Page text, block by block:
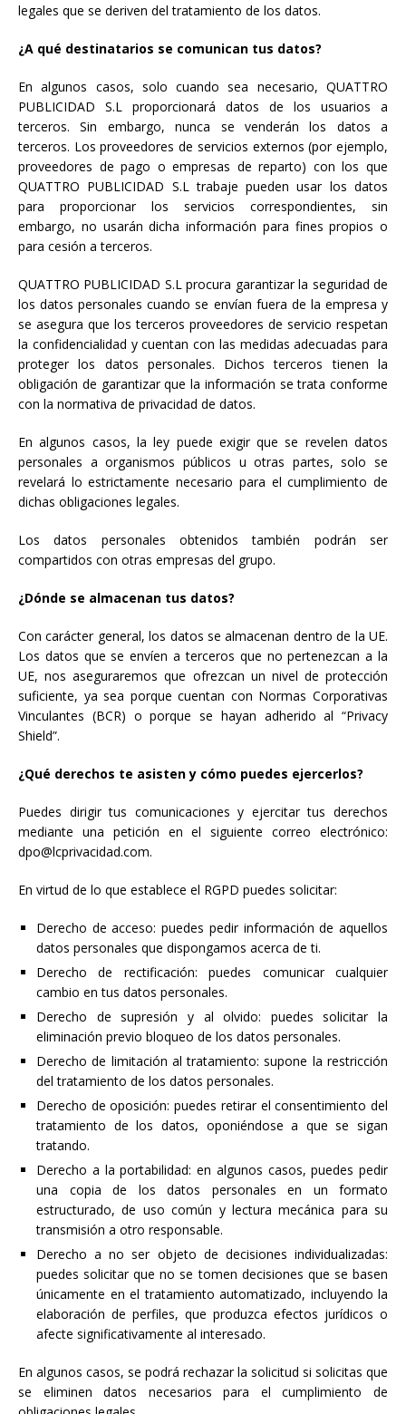
legales que se deriven del tratamiento de los datos.
¿A qué destinatarios se comunican tus datos?
En algunos casos, solo cuando sea necesario, QUATTRO
PUBLICIDAD S.L proporcionará datos de los usuarios a
terceros. Sin embargo, nunca se venderán los datos a
terceros. Los proveedores de servicios externos (por ejemplo,
proveedores de pago o empresas de reparto) con los que
QUATTRO PUBLICIDAD S.L trabaje pueden usar los datos
para proporcionar los servicios correspondientes, sin
embargo, no usarán dicha información para fines propios o
para cesión a terceros.
QUATTRO PUBLICIDAD S.L procura garantizar la seguridad de
los datos personales cuando se envían fuera de la empresa y
se asegura que los terceros proveedores de servicio respetan
la confidencialidad y cuentan con las medidas adecuadas para
proteger los datos personales. Dichos terceros tienen la
obligación de garantizar que la información se trata conforme
con la normativa de privacidad de datos.
En algunos casos, la ley puede exigir que se revelen datos
personales a organismos públicos u otras partes, solo se
revelará lo estrictamente necesario para el cumplimiento de
dichas obligaciones legales.
Los datos personales obtenidos también podrán ser
compartidos con otras empresas del grupo.
¿Dónde se almacenan tus datos?
Con carácter general, los datos se almacenan dentro de la UE.
Los datos que se envíen a terceros que no pertenezcan a la
UE, nos aseguraremos que ofrezcan un nivel de protección
suficiente, ya sea porque cuentan con Normas Corporativas
Vinculantes (BCR) o porque se hayan adherido al “Privacy
Shield”.
¿Qué derechos te asisten y cómo puedes ejercerlos?
Puedes dirigir tus comunicaciones y ejercitar tus derechos
mediante una petición en el siguiente correo electrónico:
dpo@lcprivacidad.com.
En virtud de lo que establece el RGPD puedes solicitar:
Derecho de acceso: puedes pedir información de aquellos
datos personales que dispongamos acerca de ti.
Derecho de rectificación: puedes comunicar cualquier
cambio en tus datos personales.
Derecho de supresión y al olvido: puedes solicitar la
eliminación previo bloqueo de los datos personales.
Derecho de limitación al tratamiento: supone la restricción
del tratamiento de los datos personales.
Derecho de oposición: puedes retirar el consentimiento del
tratamiento de los datos, oponiéndose a que se sigan
tratando.
Derecho a la portabilidad: en algunos casos, puedes pedir
una copia de los datos personales en un formato
estructurado, de uso común y lectura mecánica para su
transmisión a otro responsable.
Derecho a no ser objeto de decisiones individualizadas:
puedes solicitar que no se tomen decisiones que se basen
únicamente en el tratamiento automatizado, incluyendo la
elaboración de perfiles, que produzca efectos jurídicos o
afecte significativamente al interesado.
En algunos casos, se podrá rechazar la solicitud si solicitas que
se eliminen datos necesarios para el cumplimiento de